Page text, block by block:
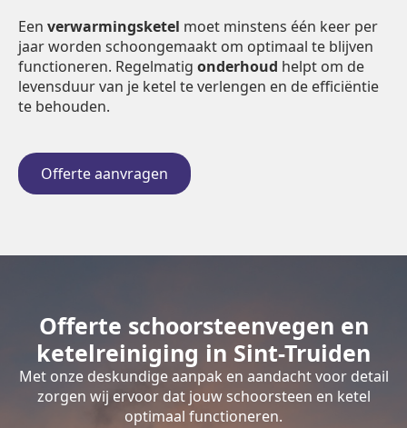
Een verwarmingsketel moet minstens één keer per
jaar worden schoongemaakt om optimaal te blijven
functioneren. Regelmatig onderhoud helpt om de
levensduur van je ketel te verlengen en de efficiëntie
te behouden.
Offerte aanvragen
Offerte schoorsteenvegen en
ketelreiniging in Sint-Truiden
Met onze deskundige aanpak en aandacht voor detail
zorgen wij ervoor dat jouw schoorsteen en ketel
optimaal functioneren.